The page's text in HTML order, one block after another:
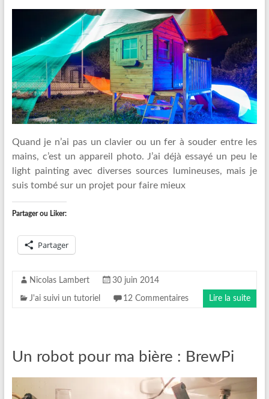
Quand je n’ai pas un clavier ou un fer à souder entre les
mains, c’est un appareil photo. J’ai déjà essayé un peu le
light painting avec diverses sources lumineuses, mais je
suis tombé sur un projet pour faire mieux
Partager ou Liker:
Partager
Nicolas Lambert 30 juin 2014
J'ai suivi un tutoriel 12 Commentaires Lire la suite
Un robot pour ma bière : BrewPi